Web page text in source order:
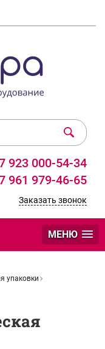
923 000-54-34
961 979-46-65
Заказать звонок
МЕНЮ
упаковки